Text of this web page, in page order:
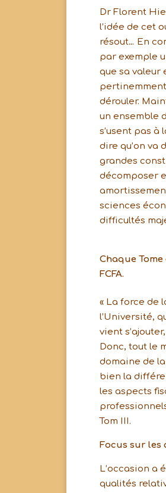
Dr Florent
l’idée de cet
résout… En
par exemple
que sa valeur
dérouler.
un ensemble
s’usent pas
dire qu’on va
grandes
décomposer
sciences
difficultés
Chaque Tome
FCFA.
« La force de
l’Université,
vient
Donc, tout le
domaine de
bien la
les aspects
Tom III.
Focus sur les
L’occasion a
qualités